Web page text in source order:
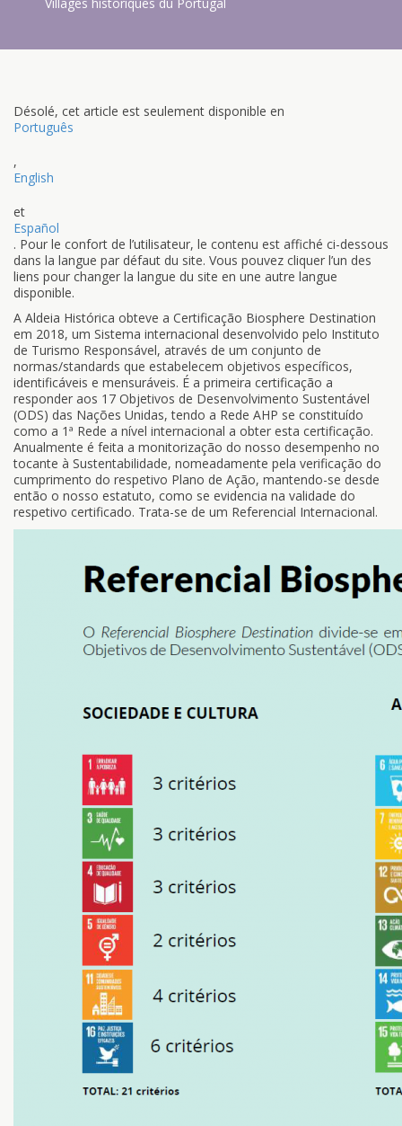
Désolé, cet article est seulement disponible en
Português
,
English
et
Español
. Pour le confort de l’utilisateur, le contenu est affiché ci-dessous
dans la langue par défaut du site. Vous pouvez cliquer l’un des
liens pour changer la langue du site en une autre langue
disponible.
A Aldeia Histórica obteve a Certificação Biosphere Destination
em 2018, um Sistema internacional desenvolvido pelo Instituto
de Turismo Responsável, através de um conjunto de
normas/standards que estabelecem objetivos específicos,
identificáveis e mensuráveis. É a primeira certificação a
responder aos 17 Objetivos de Desenvolvimento Sustentável
(ODS) das Nações Unidas, tendo a Rede AHP se constituído
como a 1ª Rede a nível internacional a obter esta certificação.
Anualmente é feita a monitorização do nosso desempenho no
tocante à Sustentabilidade, nomeadamente pela verificação do
cumprimento do respetivo Plano de Ação, mantendo-se desde
então o nosso estatuto, como se evidencia na validade do
respetivo certificado. Trata-se de um Referencial Internacional.